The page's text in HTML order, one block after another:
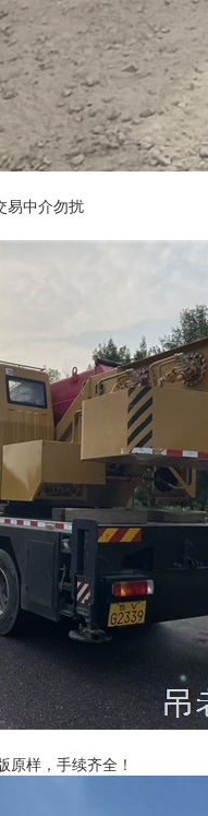
易中介勿扰
样，手续齐全！